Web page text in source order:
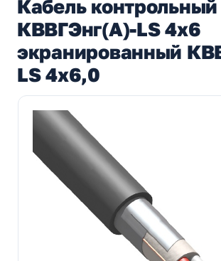
Кабель контрольный
КВВГЭнг(А)-LS 4х6
экранированный
LS 4х6,0